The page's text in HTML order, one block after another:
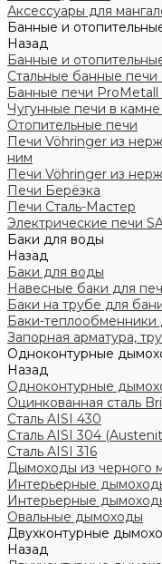
Аксессуары для
Банные и
Назад
Банные и
Стальные банные
Банные печи ProMetall
Чугунные печи в
Отопительные печи
Печи Vöhringer из
ним
Печи Vöhringer из
Печи Берёзка
Печи Сталь-Мастер
Электрические печи
Баки для воды
Назад
Баки для воды
Навесные баки для
Баки на трубе для
Баки-теплообменники
Запорная арматура,
Одноконтурные
Назад
Одноконтурные
Оцинкованная сталь
Сталь AISI 430
Сталь AISI 304
Сталь AISI 316
Дымоходы из черного
Интерьерные
Интерьерные
Овальные дымоходы
Двухконтурные
Назад